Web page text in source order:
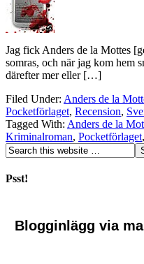
Jag fick Anders de la Mottes
somras, och när jag kom hem
därefter mer eller […]
Filed Under: Anders de la
Pocketförlaget, Recension,
Tagged With: Anders de la
Kriminalroman, Pocketförlaget,
Psst!
Blogginlägg via